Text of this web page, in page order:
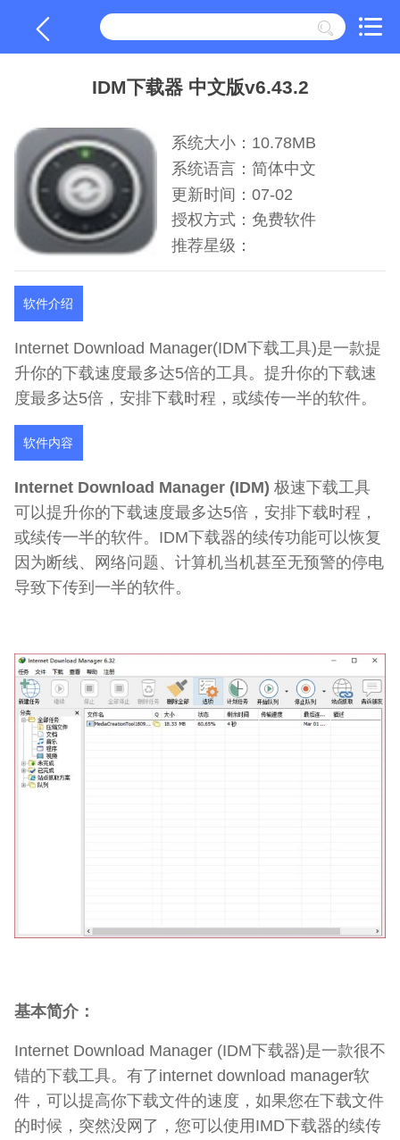
IDM下载器 中文版v6.43.2
系统大小：10.78MB
系统语言：简体中文
更新时间：07-02
授权方式：免费软件
推荐星级：
软件介绍
Internet Download Manager(IDM下载工具)是一款提
升你的下载速度最多达5倍的工具。提升你的下载速
度最多达5倍，安排下载时程，或续传一半的软件。
软件内容
Internet Download Manager (IDM) 极速下载工具
可以提升你的下载速度最多达5倍，安排下载时程，
或续传一半的软件。IDM下载器的续传功能可以恢复
因为断线、网络问题、计算机当机甚至无预警的停电
导致下传到一半的软件。
基本简介：
Internet Download Manager (IDM下载器)是一款很不
错的下载工具。有了internet download manager软
件，可以提高你下载文件的速度，如果您在下载文件
的时候，突然没网了，您可以使用IMD下载器的续传